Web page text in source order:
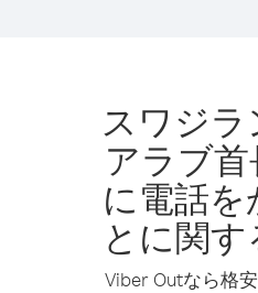
スワジラ
アラブ
に電話を
とに関す
Viber Outなら格